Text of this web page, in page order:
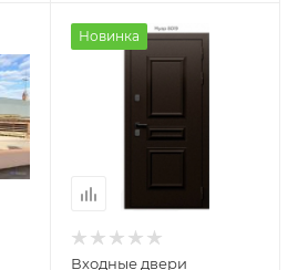
Новинка
Входные двери